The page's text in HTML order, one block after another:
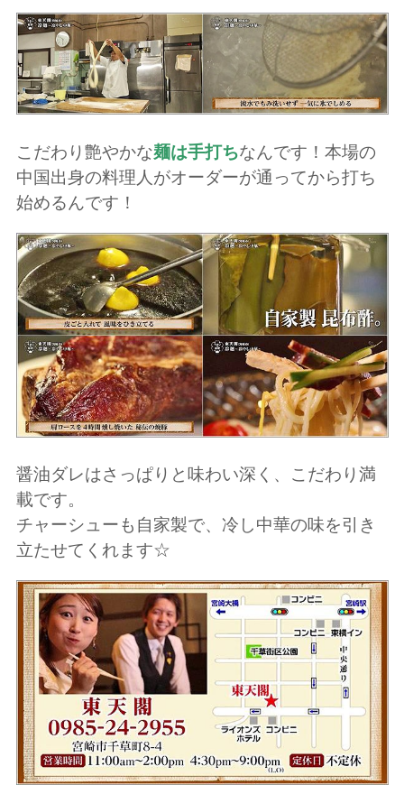
こだわり艶やかな麺は手打ちなんです！本場の
中国出身の料理人がオーダーが通ってから打ち
始めるんです！
醤油ダレはさっぱりと味わい深く、こだわり満
載です。
チャーシューも自家製で、冷し中華の味を引き
立たせてくれます☆